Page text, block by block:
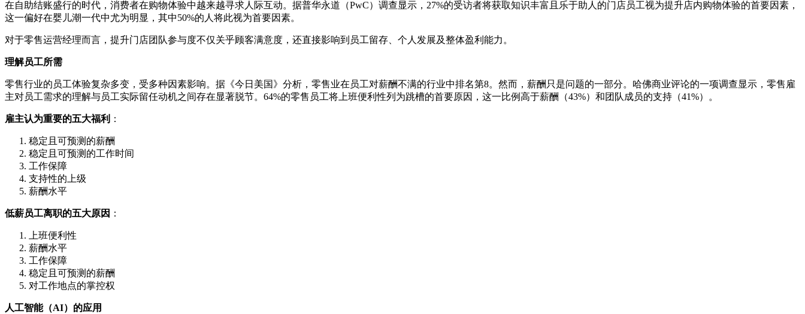
在自助结账盛行的时代，消费者在购物体验中越来越寻求人际互动。据普华永道（PwC）调查显示，27%的受访者将获取知识丰富且乐于助人的门店员工视为提升店内购物体验的首要因素，
这一偏好在婴儿潮一代中尤为明显，其中50%的人将此视为首要因素。
对于零售运营经理而言，提升门店团队参与度不仅关乎顾客满意度，还直接影响到员工留存、个人发展及整体盈利能力。
理解员工所需
零售行业的员工体验复杂多变，受多种因素影响。据《今日美国》分析，零售业在员工对薪酬不满的行业中排名第8。然而，薪酬只是问题的一部分。哈佛商业评论的一项调查显示，零售雇
主对员工需求的理解与员工实际留任动机之间存在显著脱节。64%的零售员工将上班便利性列为跳槽的首要原因，这一比例高于薪酬（43%）和团队成员的支持（41%）。
雇主认为重要的五大福利 ：
稳定且可预测的薪酬
稳定且可预测的工作时间
工作保障
支持性的上级
薪酬水平
低薪员工离职的五大原因 ：
上班便利性
薪酬水平
工作保障
稳定且可预测的薪酬
对工作地点的掌控权
人工智能（AI）的应用